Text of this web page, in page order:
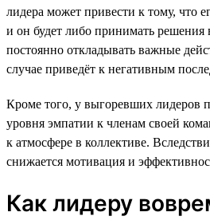
лидера может привести к тому, что
и он будет либо принимать
постоянно откладывать важные
случае приведёт к негативным
Кроме того, у выгоревших лидеров
уровня эмпатии к членам своей
к атмосфере в коллективе.
снижается мотивация и
Как лидеру